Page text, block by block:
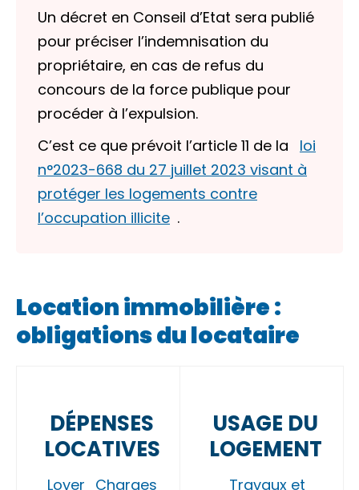
Un décret en Conseil d’Etat sera publié
pour préciser l’indemnisation du
propriétaire, en cas de refus du
concours de la force publique pour
procéder à l’expulsion.
C’est ce que prévoit l’article 11 de la
loi
n°2023-668 du 27 juillet 2023 visant à
protéger les logements contre
l’occupation illicite .
Location immobilière :
obligations du locataire
DÉPENSES
LOCATIVES
Loyer Charges
USAGE DU
LOGEMENT
Travaux et